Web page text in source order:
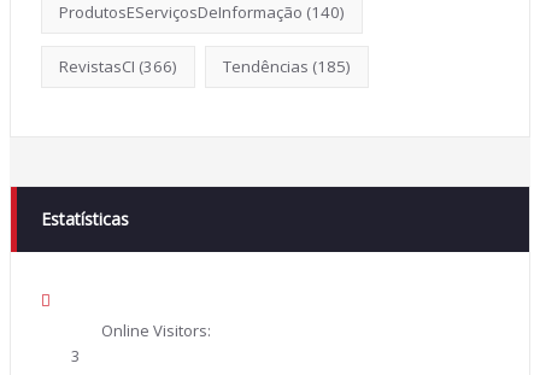
ProdutosEServiçosDeInformação (140)
RevistasCI (366) Tendências (185)
Estatísticas
Online Visitors:
3